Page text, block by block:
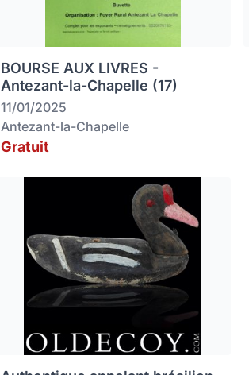
BOURSE AUX LIVRES -
Antezant-la-Chapelle (17)
11/01/2025
Antezant-la-Chapelle
Gratuit